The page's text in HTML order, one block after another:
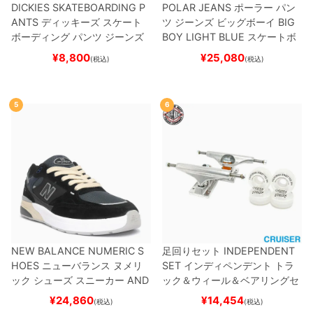
DICKIES SKATEBOARDING P
ANTS ディッキーズ スケート
ボーディング パンツ ジーンズ
SLIM FIT 30 LENGTH
スケートボード スケボー
¥8,800(税込)
POLAR JEANS ポーラー パン
ツ ジーンズ ビッグボーイ BIG
BOY LIGHT BLUE スケートボ
ード スケボー
¥25,080(税込)
5
NEW BALANCE NUMERIC S
HOES ニューバランス ヌメリ
ック シューズ スニーカー AND
REW REYNOLDS 933
BLACK/NAVY
スケートボ
¥24,860(税込)
6
足回りセット INDEPENDENT
SET インディペンデント
トラ
ック＆ウィール＆ベアリングセ
（クルーザー用）
ボード スケボー
¥14,454(税込)